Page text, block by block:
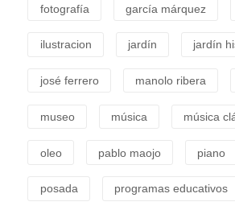
fotografía garcía márquez
ilustracion jardín jardín
josé ferrero manolo ribera
museo música música
oleo pablo maojo piano
posada programas educativos